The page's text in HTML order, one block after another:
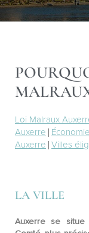
Loi Malraux
Auxerre |
Auxerre | Villes
LA VILLE
Auxerre se